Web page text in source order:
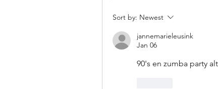
Sort by: Newest
jannemarieleusink
Jan 06
90's en zumba party